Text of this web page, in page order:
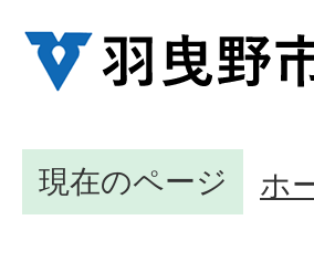
現在のページ ホ